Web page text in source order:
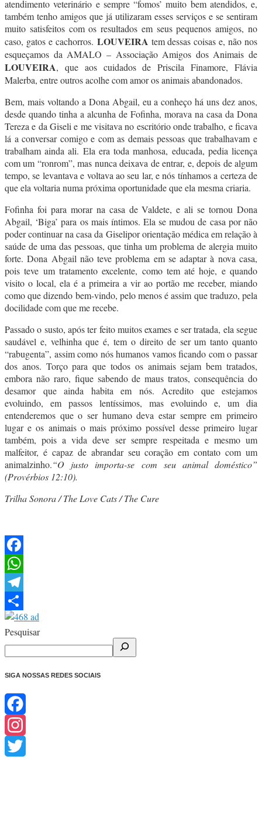
atendimento veterinário e sempre “fomos’ muito bem atendidos, e,
também tenho amigos que já utilizaram esses serviços e se sentiram
muito satisfeitos com os resultados em seus pequenos amigos, no
caso, gatos e cachorros. LOUVEIRA tem dessas coisas e, não nos
esqueçamos da AMALO – Associação Amigos dos Animais de
LOUVEIRA, que aos cuidados de Priscila Finamore, Flávia
Malerba, entre outros acolhe com amor os animais abandonados.
Bem, mais voltando a Dona Abgail, eu a conheço há uns dez anos,
desde quando tinha a alcunha de Fofinha, morava na casa da Dona
Tereza e da Giseli e me visitava no escritório onde trabalho, e ficava
lá a conversar comigo e com as demais pessoas que trabalhavam e
trabalham ainda ali. Ela era toda manhosa, educada, pedia licença
com um “ronrom”, mas nunca deixava de entrar, e, depois de algum
tempo, se levantava e voltava ao seu lar, e nós tínhamos a certeza de
que ela voltaria numa próxima oportunidade que ela mesma criaria.
Fofinha foi para morar na casa de Valdete, e ali se tornou Dona
Abgail, ‘Biga’ para os mais íntimos. Ela se mudou de casa por não
poder continuar na casa da Giselipor orientação médica em relação à
saúde de uma das pessoas, que tinha um problema de alergia muito
forte. Dona Abgail não teve problema em se adaptar à nova casa,
pois teve um tratamento excelente, como tem até hoje, e quando
visito o local, ela é a primeira a vir ao portão me receber, miando
como que dizendo bem-vindo, pelo menos é assim que traduzo, pela
docilidade com que me recebe.
Passado o susto, após ter feito muitos exames e ser tratada, ela segue
saudável e, velhinha que é, tem o direito de ser um tanto quanto
“rabugenta”, assim como nós humanos vamos ficando com o passar
dos anos. Torço para que todos os animais sejam bem tratados,
embora não raro, fique sabendo de maus tratos, consequência do
desamor que ainda habita em nós. Acredito que estejamos
evoluindo, em passos lentíssimos, mas evoluindo e, um dia
entenderemos que o ser humano deva estar sempre em primeiro
lugar e os animais o mais próximo possível desse primeiro lugar
também, pois a vida deve ser sempre respeitada e mesmo um
malfeitor, é capaz de abrandar seu coração em contato com um
animalzinho.“O justo importa-se com seu animal doméstico”
(Provérbios 12:10).
Trilha Sonora / The Love Cats / The Cure
Facebook
WhatsApp
Telegram
Share
Pesquisar
SIGA NOSSAS REDES SOCIAIS
Facebook
Instagram